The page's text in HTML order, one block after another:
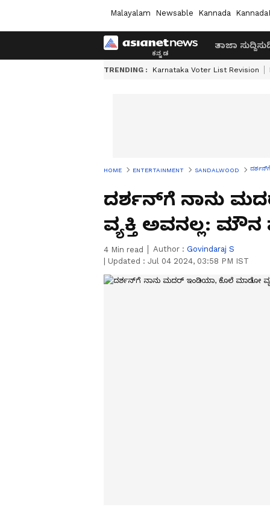
Malayalam Newsable Kannada
ತಾಜಾ ಸುದ್ದಿ
TRENDING : Karnataka Voter List Revision
HOME ENTERTAINMENT SANDALWOOD
ದರ್ಶನ್‌ಗೆ ನಾನು
ವ್ಯಕ್ತಿ ಅವನಲ್ಲ:
4 Min read Author : Govindaraj S
Updated : Jul 04 2024, 03:58 PM IST